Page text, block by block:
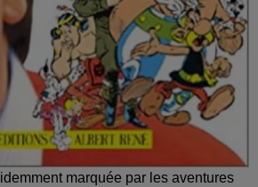
marquée par les aventures